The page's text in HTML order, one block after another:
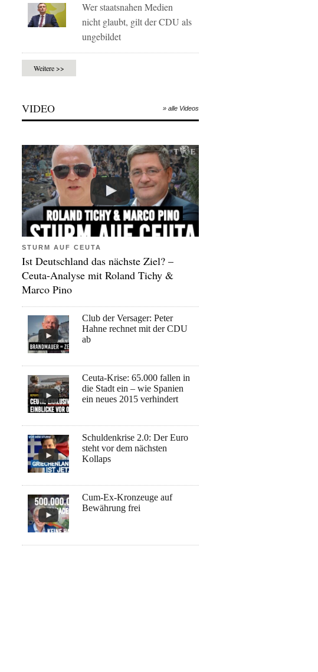
Wer staatsnahen Medien
nicht glaubt, gilt der CDU als
ungebildet
Weitere >>
VIDEO » alle Videos
STURM AUF CEUTA
Ist Deutschland das nächste Ziel? –
Ceuta-Analyse mit Roland Tichy &
Marco Pino
Club der Versager: Peter
Hahne rechnet mit der CDU
ab
Ceuta-Krise: 65.000 fallen in
die Stadt ein – wie Spanien
ein neues 2015 verhindert
Schuldenkrise 2.0: Der Euro
steht vor dem nächsten
Kollaps
Cum-Ex-Kronzeuge auf
Bewährung frei